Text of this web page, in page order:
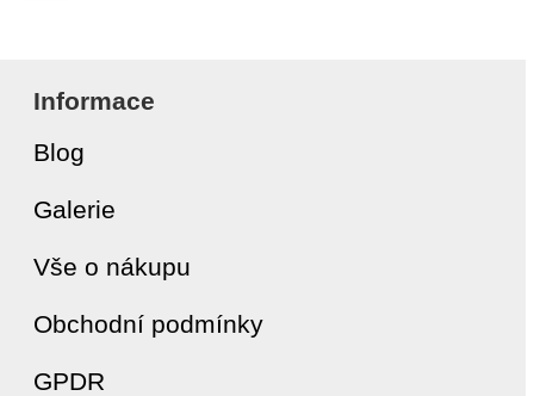
Informace
Blog
Galerie
Vše o nákupu
Obchodní podmínky
GPDR